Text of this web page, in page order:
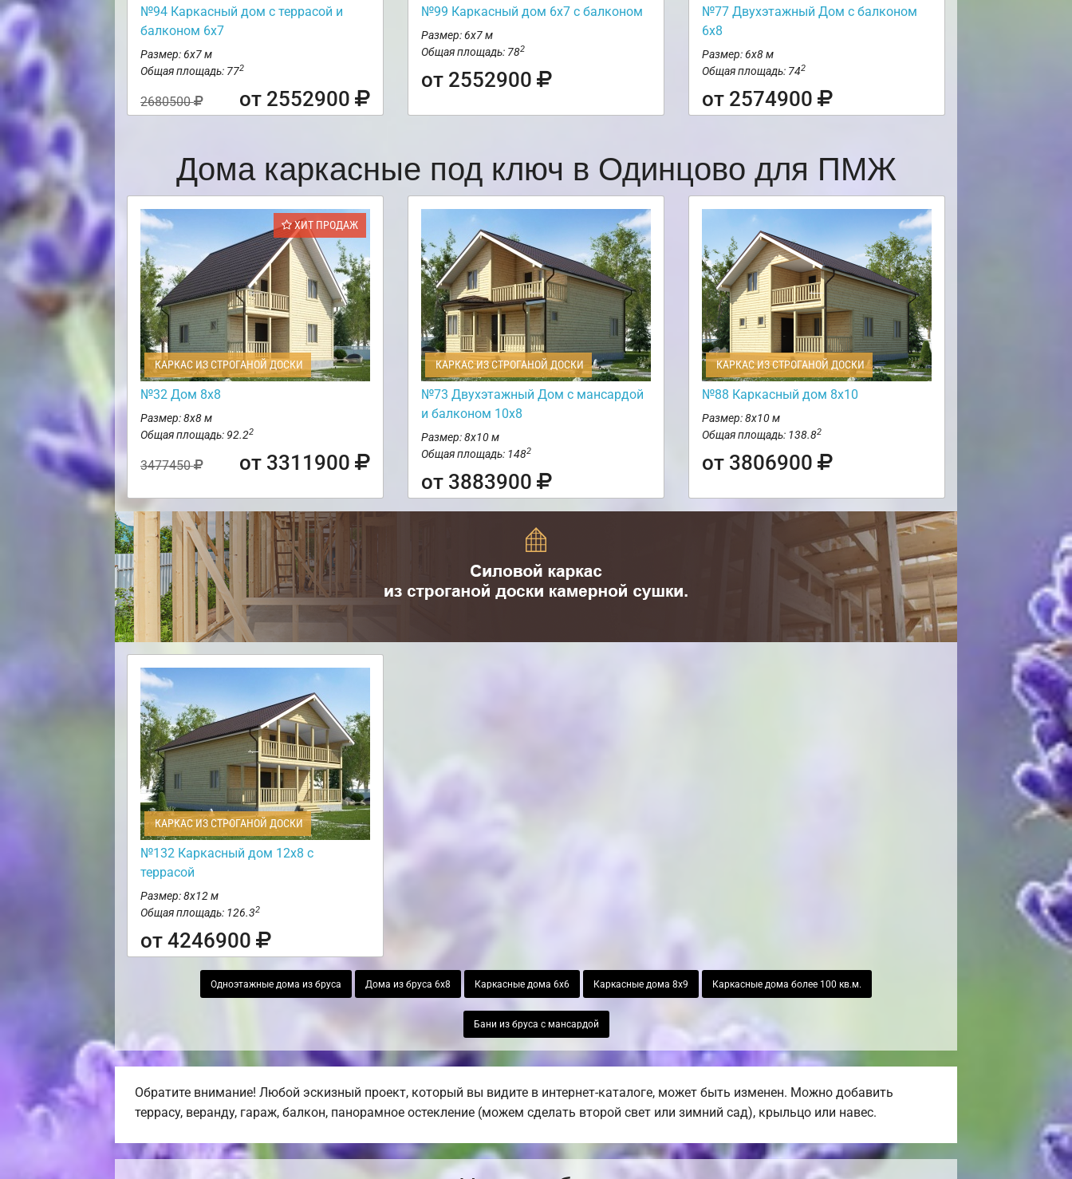
№94 Каркасный дом с террасой и
балконом 6х7
Размер: 6х7 м
Общая площадь: 772
2680500 от 2552900
№99 Каркасный дом 6х7 с балконом
Размер: 6х7 м
Общая площадь: 782
от 2552900
№77 Двухэтажный Дом с балконом
6х8
Размер: 6х8 м
Общая площадь: 742
от 2574900
Дома каркасные под ключ в Одинцово для ПМЖ
ХИТ ПРОДАЖ
КАРКАС ИЗ СТРОГАНОЙ ДОСКИ
№32 Дом 8х8
Размер: 8х8 м
Общая площадь: 92.22
3477450 от 3311900
КАРКАС ИЗ СТРОГАНОЙ ДОСКИ
№73 Двухэтажный Дом с мансардой
и балконом 10х8
Размер: 8х10 м
Общая площадь: 1482
от 3883900
КАРКАС ИЗ СТРОГАНОЙ ДОСКИ
№88 Каркасный дом 8х10
Размер: 8х10 м
Общая площадь: 138.82
от 3806900
КАРКАС ИЗ СТРОГАНОЙ ДОСКИ
№132 Каркасный дом 12х8 с
террасой
Размер: 8х12 м
Общая площадь: 126.32
от 4246900
Одноэтажные дома из бруса Дома из бруса 6х8 Каркасные дома 6х6 Каркасные дома 8х9 Каркасные дома более 100 кв.м.
Бани из бруса с мансардой
Обратите внимание! Любой эскизный проект, который вы видите в интернет-каталоге, может быть изменен. Можно добавить
террасу, веранду, гараж, балкон, панорамное остекление (можем сделать второй свет или зимний сад), крыльцо или навес.